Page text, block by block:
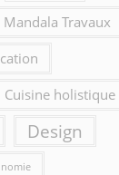
Travaux
Cuisine holistique
Design